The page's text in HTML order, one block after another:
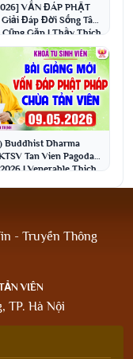
VẤN ĐÁP PHẬT
Giải Đáp Đời Sống Tâm
Gặp | Thầy Thích
Buddhist Dharma
Tan Vien Pagoda,
| Venerable Thich
- Truyền Thông
VIÊN
TP. Hà Nội